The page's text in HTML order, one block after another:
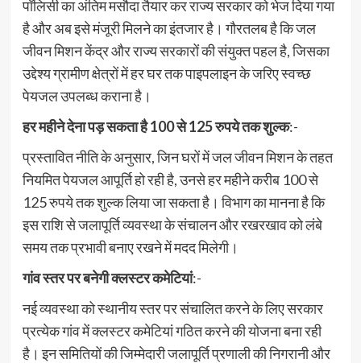
पॉलिसी का अंतिम मसौदा तैयार कर राज्य सरकार को भेज दिया गया
है और अब इसे मंजूरी मिलने का इंतजार है। गौरतलब है कि जल
जीवन मिशन केंद्र और राज्य सरकारों की संयुक्त पहल है, जिसका
उद्देश्य ग्रामीण क्षेत्रों में हर घर तक पाइपलाइन के जरिए स्वच्छ
पेयजल उपलब्ध कराना है।
हर महीने देना पड़ सकता है 100 से 125 रुपये तक शुल्क:-
प्रस्तावित नीति के अनुसार, जिन घरों में जल जीवन मिशन के तहत
नियमित पेयजल आपूर्ति हो रही है, उनसे हर महीने करीब 100 से
125 रुपये तक शुल्क लिया जा सकता है। विभाग का मानना है कि
इस राशि से जलापूर्ति व्यवस्था के संचालन और रखरखाव को लंबे
समय तक प्रभावी बनाए रखने में मदद मिलेगी।
गांव स्तर पर बनेगी क्लस्टर कमेटियां:-
नई व्यवस्था को स्थानीय स्तर पर संचालित करने के लिए सरकार
प्रत्येक गांव में क्लस्टर कमेटियां गठित करने की योजना बना रही
है। इन समितियों की जिम्मेदारी जलापूर्ति प्रणाली की निगरानी और